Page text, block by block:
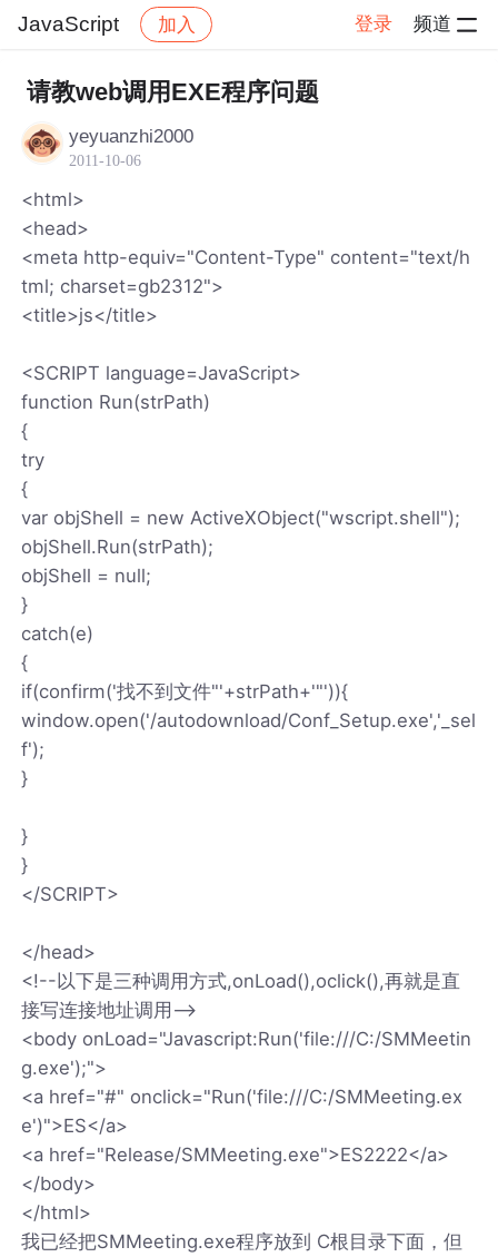
JavaScript 加入 登录 频道
社区 JavaScript 帖子详情
请教web调用EXE程序问题
yeyuanzhi2000
2011-10-06
<html>
<head>
<meta http-equiv="Content-Type" content="text/h
tml; charset=gb2312">
<title>js</title>
<SCRIPT language=JavaScript>
function Run(strPath)
{
try
{
var objShell = new ActiveXObject("wscript.shell");
objShell.Run(strPath);
objShell = null;
}
catch(e)
{
if(confirm('找不到文件"'+strPath+'"')){
window.open('/autodownload/Conf_Setup.exe','_sel
f');
}
}
}
</SCRIPT>
</head>
<!--以下是三种调用方式,onLoad(),oclick(),再就是直
接写连接地址调用-->
<body onLoad="Javascript:Run('file:///C:/SMMeetin
g.exe');">
<a href="#" onclick="Run('file:///C:/SMMeeting.ex
e')">ES</a>
<a href="Release/SMMeeting.exe">ES2222</a>
</body>
</html>
我已经把SMMeeting.exe程序放到 C根目录下面，但